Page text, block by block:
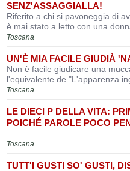
SENZ'ASSAGGIALLA!
Riferito a chi si pavoneggia di
è mai stato a letto con una
Toscana
UN'È MIA FACILE GIUDIÀ
Non è facile giudicare una
l'equivalente de "L'apparenza
Toscana
LE DIECI P DELLA VITA:
POICHÉ PAROLE POCO
Toscana
TUTT'I GUSTI SO' GUSTI,